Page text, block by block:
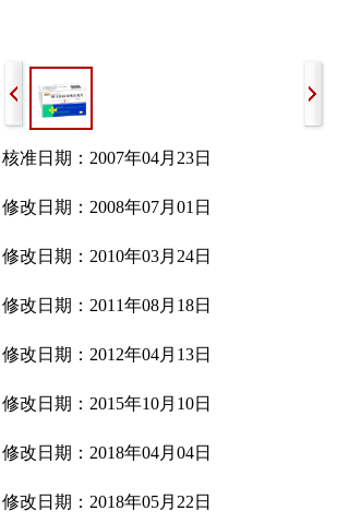
核准日期：2007年04月23日
修改日期：2008年07月01日
修改日期：2010年03月24日
修改日期：2011年08月18日
修改日期：2012年04月13日
修改日期：2015年10月10日
修改日期：2018年04月04日
修改日期：2018年05月22日